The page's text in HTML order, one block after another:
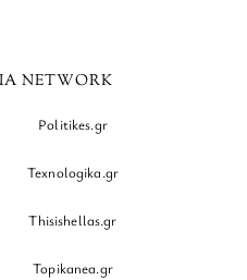
NETWORK
Politikes.gr
Texnologika.gr
Thisishellas.gr
Topikanea.gr